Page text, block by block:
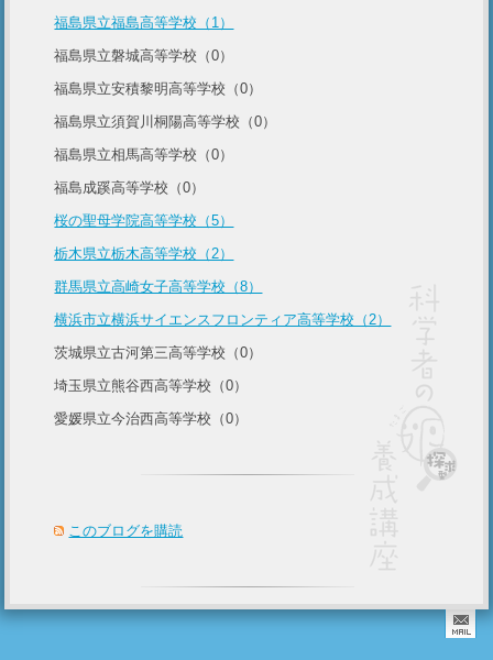
福島県立福島高等学校（1）
福島県立磐城高等学校（0）
福島県立安積黎明高等学校（0）
福島県立須賀川桐陽高等学校（0）
福島県立相馬高等学校（0）
福島成蹊高等学校（0）
桜の聖母学院高等学校（5）
栃木県立栃木高等学校（2）
群馬県立高崎女子高等学校（8）
横浜市立横浜サイエンスフロンティア高等学校（2）
茨城県立古河第三高等学校（0）
埼玉県立熊谷西高等学校（0）
愛媛県立今治西高等学校（0）
このブログを購読